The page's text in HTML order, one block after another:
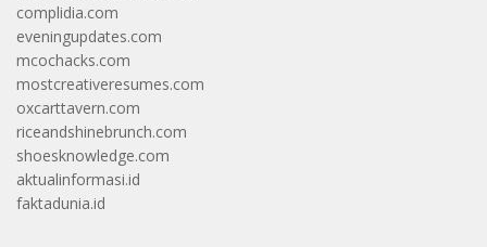
complidia.com
eveningupdates.com
mcochacks.com
mostcreativeresumes.com
oxcarttavern.com
riceandshinebrunch.com
shoesknowledge.com
aktualinformasi.id
faktadunia.id